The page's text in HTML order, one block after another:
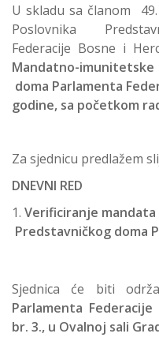
U skladu sa članom
Poslovnika
Federacije Bosne i
Mandatno-
doma Parlamenta
godine, sa početkom
Za sjednicu
DNEVNI RED
Verificiranje mandata
Predstavničkog doma
Sjednica će biti
Parlamenta
br. 3., u Ovalnoj sali